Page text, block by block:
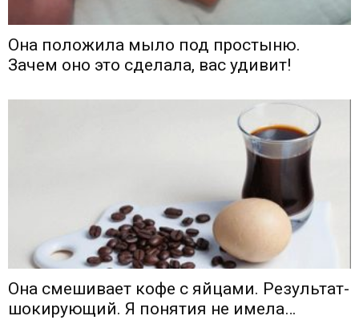
Она положила мыло под простыню.
Зачем оно это сделала, вас удивит!
Oна смешивает кофе с яйцами. Результат-
шокирующий. Я понятия не имела…